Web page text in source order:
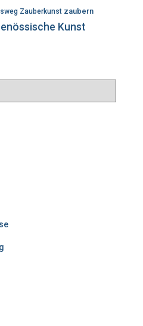
Zauberkunst zaubern
Kunst